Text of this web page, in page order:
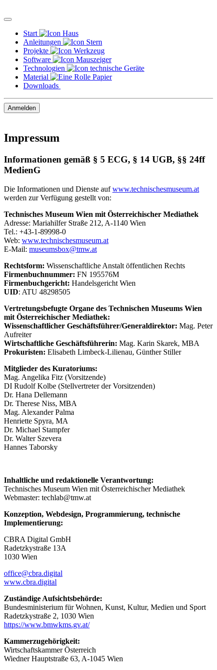
zum
Start
Anleitungen
Projekte
Software
Technologien
Material
Downloads
Anmelden
Impressum
Informationen gemäß § 5 ECG, § 14 UGB, §§ 24ff
MedienG
Die Informationen und Dienste aufwww.technischesmuseum.at
werden zur Verfügung gestellt von:
Technisches Museum Wien mit Österreichischer Mediathek
Adresse: Mariahilfer Straße 212, A-1140 Wien
Tel.: +43-1-89998-0
Web: www.technischesmuseum.at
E-Mail: museumsbox@tmw.at
Rechtsform: Wissenschaftliche Anstalt öffentlichen Rechts
Firmenbuchnummer: FN 195576M
Firmenbuchgericht: Handelsgericht Wien
UID: ATU 48298505
Vertretungsbefugte Organe des Technischen Museums Wien
mit Österreichischer Mediathek:
Wissenschaftlicher Geschäftsführer/Generaldirektor: Mag. Peter
Aufreiter
Wirtschaftliche Geschäftsführerin: Mag. Karin Skarek, MBA
Prokuristen: Elisabeth Limbeck-Lilienau, Günther Stiller
Mitglieder des Kuratoriums:
Mag. Angelika Fitz (Vorsitzende)
DI Rudolf Kolbe (Stellvertreter der Vorsitzenden)
Dr. Hana Dellemann
Dr. Therese Niss, MBA
Mag. Alexander Palma
Henriette Spyra, MA
Dr. Michael Stampfer
Dr. Walter Szevera
Hannes Taborsky
Inhaltliche und redaktionelle Verantwortung:
Technisches Museum Wien mit Österreichischer Mediathek
Webmaster: techlab@tmw.at
Konzeption, Webdesign, Programmierung, technische
Implementierung:
CBRA Digital GmbH
Radetzkystraße 13A
1030 Wien
office@cbra.digital
www.cbra.digital
Zuständige Aufsichtsbehörde:
Bundesministerium für Wohnen, Kunst, Kultur, Medien und Sport
Radetzkystraße 2, 1030 Wien
https://www.bmwkms.gv.at/
Kammerzugehörigkeit:
Wirtschaftskammer Österreich
Wiedner Hauptstraße 63, A-1045 Wien